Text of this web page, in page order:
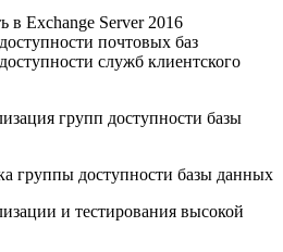
в Exchange Server 2016
почтовых баз
служб клиентского
групп доступности базы
группы доступности базы данных
и тестирования высокой